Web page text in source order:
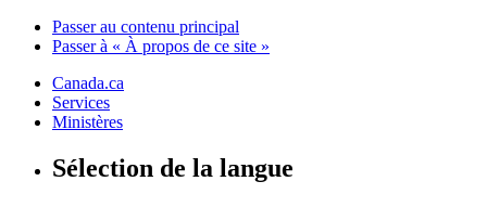
Passer au contenu principal
Passer à « À propos de ce site »
Canada.ca
Services
Ministères
Sélection de la langue